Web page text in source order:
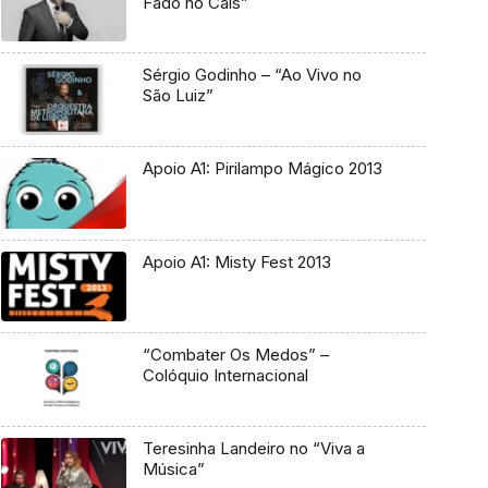
Sérgio Godinho – “Ao Vivo no
São Luiz”
Apoio A1: Pirilampo Mágico 2013
Apoio A1: Misty Fest 2013
“Combater Os Medos” –
Colóquio Internacional
Teresinha Landeiro no “Viva a
Música”